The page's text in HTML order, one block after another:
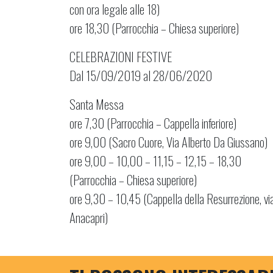
con ora legale alle 18)
ore 18,30 (Parrocchia – Chiesa superiore)
CELEBRAZIONI FESTIVE
Dal 15/09/2019 al 28/06/2020
Santa Messa
ore 7,30 (Parrocchia – Cappella inferiore)
ore 9,00 (Sacro Cuore, Via Alberto Da Giussano)
ore 9,00 – 10,00 – 11,15 – 12,15 – 18,30
(Parrocchia – Chiesa superiore)
ore 9,30 – 10,45 (Cappella della Resurrezione,
Anacapri)